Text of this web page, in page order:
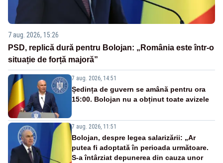
7 aug. 2026, 15:26
PSD, replică dură pentru Bolojan: „România este într-o
situație de forță majoră”
7 aug. 2026, 14:51
Ședința de guvern se amână pentru ora
15:00. Bolojan nu a obținut toate avizele
7 aug. 2026, 11:51
Bolojan, despre legea salarizării: „Ar
putea fi adoptată în perioada următoare.
S-a întârziat depunerea din cauza unor